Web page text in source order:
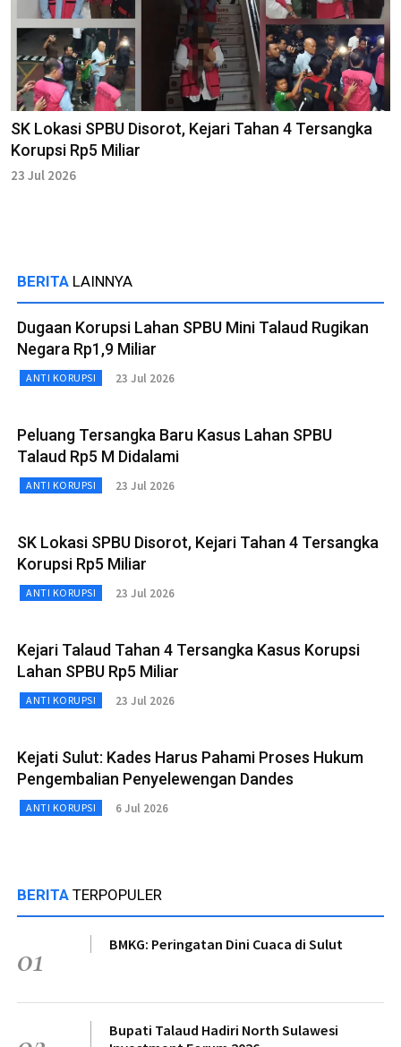
SK Lokasi SPBU Disorot, Kejari Tahan 4 Tersangka
Korupsi Rp5 Miliar
23 Jul 2026
BERITA LAINNYA
Dugaan Korupsi Lahan SPBU Mini Talaud Rugikan
Negara Rp1,9 Miliar
ANTI KORUPSI 23 Jul 2026
Peluang Tersangka Baru Kasus Lahan SPBU
Talaud Rp5 M Didalami
ANTI KORUPSI 23 Jul 2026
SK Lokasi SPBU Disorot, Kejari Tahan 4 Tersangka
Korupsi Rp5 Miliar
ANTI KORUPSI 23 Jul 2026
Kejari Talaud Tahan 4 Tersangka Kasus Korupsi
Lahan SPBU Rp5 Miliar
ANTI KORUPSI 23 Jul 2026
Kejati Sulut: Kades Harus Pahami Proses Hukum
Pengembalian Penyelewengan Dandes
ANTI KORUPSI 6 Jul 2026
BERITA TERPOPULER
01 BMKG: Peringatan Dini Cuaca di Sulut
Bupati Talaud Hadiri North Sulawesi